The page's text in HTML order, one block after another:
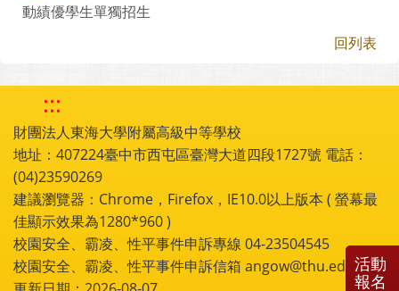
動績優學生單獨招生
回列表
:::
財團法人東海大學附屬高級中等學校
地址：407224臺中市西屯區臺灣大道四段1727號 電話：
(04)23590269
建議瀏覽器：Chrome，Firefox，IE10.0以上版本 ( 螢幕最
佳顯示效果為1280*960 )
校園安全、霸凌、性平事件申訴專線 04-23504545
校園安全、霸凌、性平事件申訴信箱 angow@thu.edu.tw
活動
報名